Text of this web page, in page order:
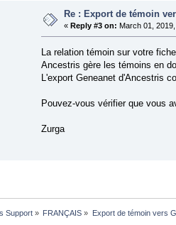
Re : Export de témoin
«Reply #3 on: March 01,
La relation témoin sur votre
Ancestris gère les témoins en
L'export Geneanet d'Ancestris
Pouvez-vous vérifier que vous
Zurga
Support» FRANÇAIS » Export de témoin vers